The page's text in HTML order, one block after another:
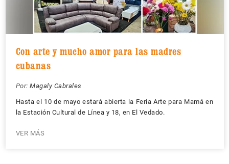
Con arte y mucho amor para las madres
cubanas
Por: Magaly Cabrales
Hasta el 10 de mayo estará abierta la Feria Arte para Mamá en
la Estación Cultural de Línea y 18, en El Vedado.
VER MÁS